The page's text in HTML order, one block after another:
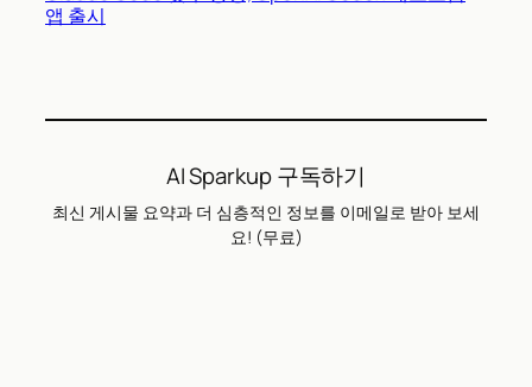
앱 출시
AI Sparkup 구독하기
최신 게시물 요약과 더 심층적인 정보를 이메일로 받아 보세
요! (무료)